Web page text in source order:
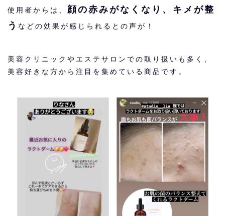
使用者からは、 顔の赤みがなくなり、キメが整
う などの効果が感じられるとの声が！
美容クリニックやエステサロンでの取り扱いも多く、
美容好きな方から注目を集めている商品です。